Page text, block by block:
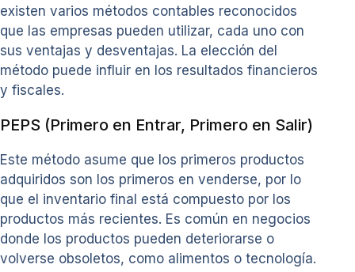
existen varios métodos contables reconocidos
que las empresas pueden utilizar, cada uno con
sus ventajas y desventajas. La elección del
método puede influir en los resultados financieros
y fiscales.
PEPS (Primero en Entrar, Primero en Salir)
Este método asume que los primeros productos
adquiridos son los primeros en venderse, por lo
que el inventario final está compuesto por los
productos más recientes. Es común en negocios
donde los productos pueden deteriorarse o
volverse obsoletos, como alimentos o tecnología.